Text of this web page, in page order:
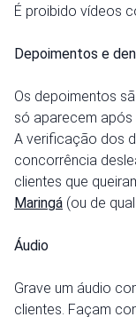
É proibido vídeos
Depoimentos e
Os depoimentos
só aparecem
A verificação dos
concorrência
clientes que
Maringá (ou de
Áudio
Grave um áudio
clientes. Façam